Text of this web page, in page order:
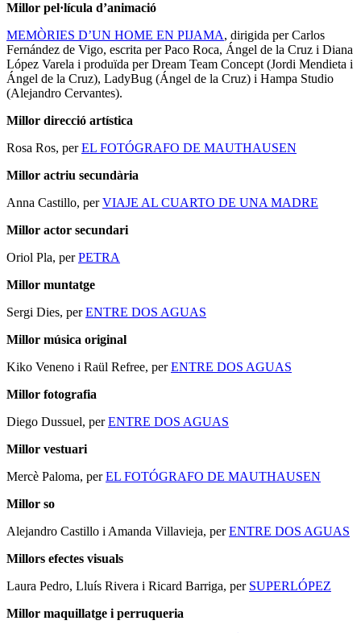
Millor pel·lícula d’animació
MEMÒRIES D’UN HOME EN PIJAMA, dirigida per Carlos
Fernández de Vigo, escrita per Paco Roca, Ángel de la Cruz i Diana
López Varela i produïda per Dream Team Concept (Jordi Mendieta i
Ángel de la Cruz), LadyBug (Ángel de la Cruz) i Hampa Studio
(Alejandro Cervantes).
Millor direcció artística
Rosa Ros, perEL FOTÓGRAFO DE MAUTHAUSEN
Millor actriu secundària
Anna Castillo, perVIAJE AL CUARTO DE UNA MADRE
Millor actor secundari
Oriol Pla, perPETRA
Millor muntatge
Sergi Dies, perENTRE DOS AGUAS
Millor música original
Kiko Veneno i Raül Refree, perENTRE DOS AGUAS
Millor fotografia
Diego Dussuel, perENTRE DOS AGUAS
Millor vestuari
Mercè Paloma, perEL FOTÓGRAFO DE MAUTHAUSEN
Millor so
Alejandro Castillo i Amanda Villavieja, perENTRE DOS AGUAS
Millors efectes visuals
Laura Pedro, Lluís Rivera i Ricard Barriga, per SUPERLÓPEZ
Millor maquillatge i perruqueria